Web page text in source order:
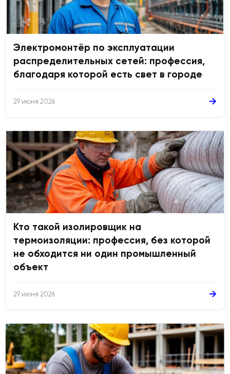
Электромонтёр по эксплуатации
распределительных сетей: профессия,
благодаря которой есть свет в городе
29 июня 2026 →
Кто такой изолировщик на
термоизоляции: профессия, без которой
не обходится ни один промышленный
объект
29 июня 2026 →